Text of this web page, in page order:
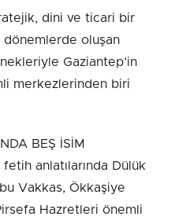
dini ve ticari bir
dönemlerde oluşan
Gaziantep’in
merkezlerinden biri
BEŞ İSİM
anlatılarında Dülük
Vakkas, Ökkaşiye
Hazretleri önemli